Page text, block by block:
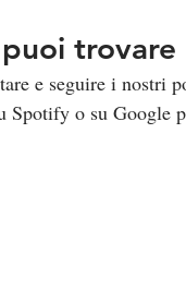
e seguire i nostri
Spotify o su Google